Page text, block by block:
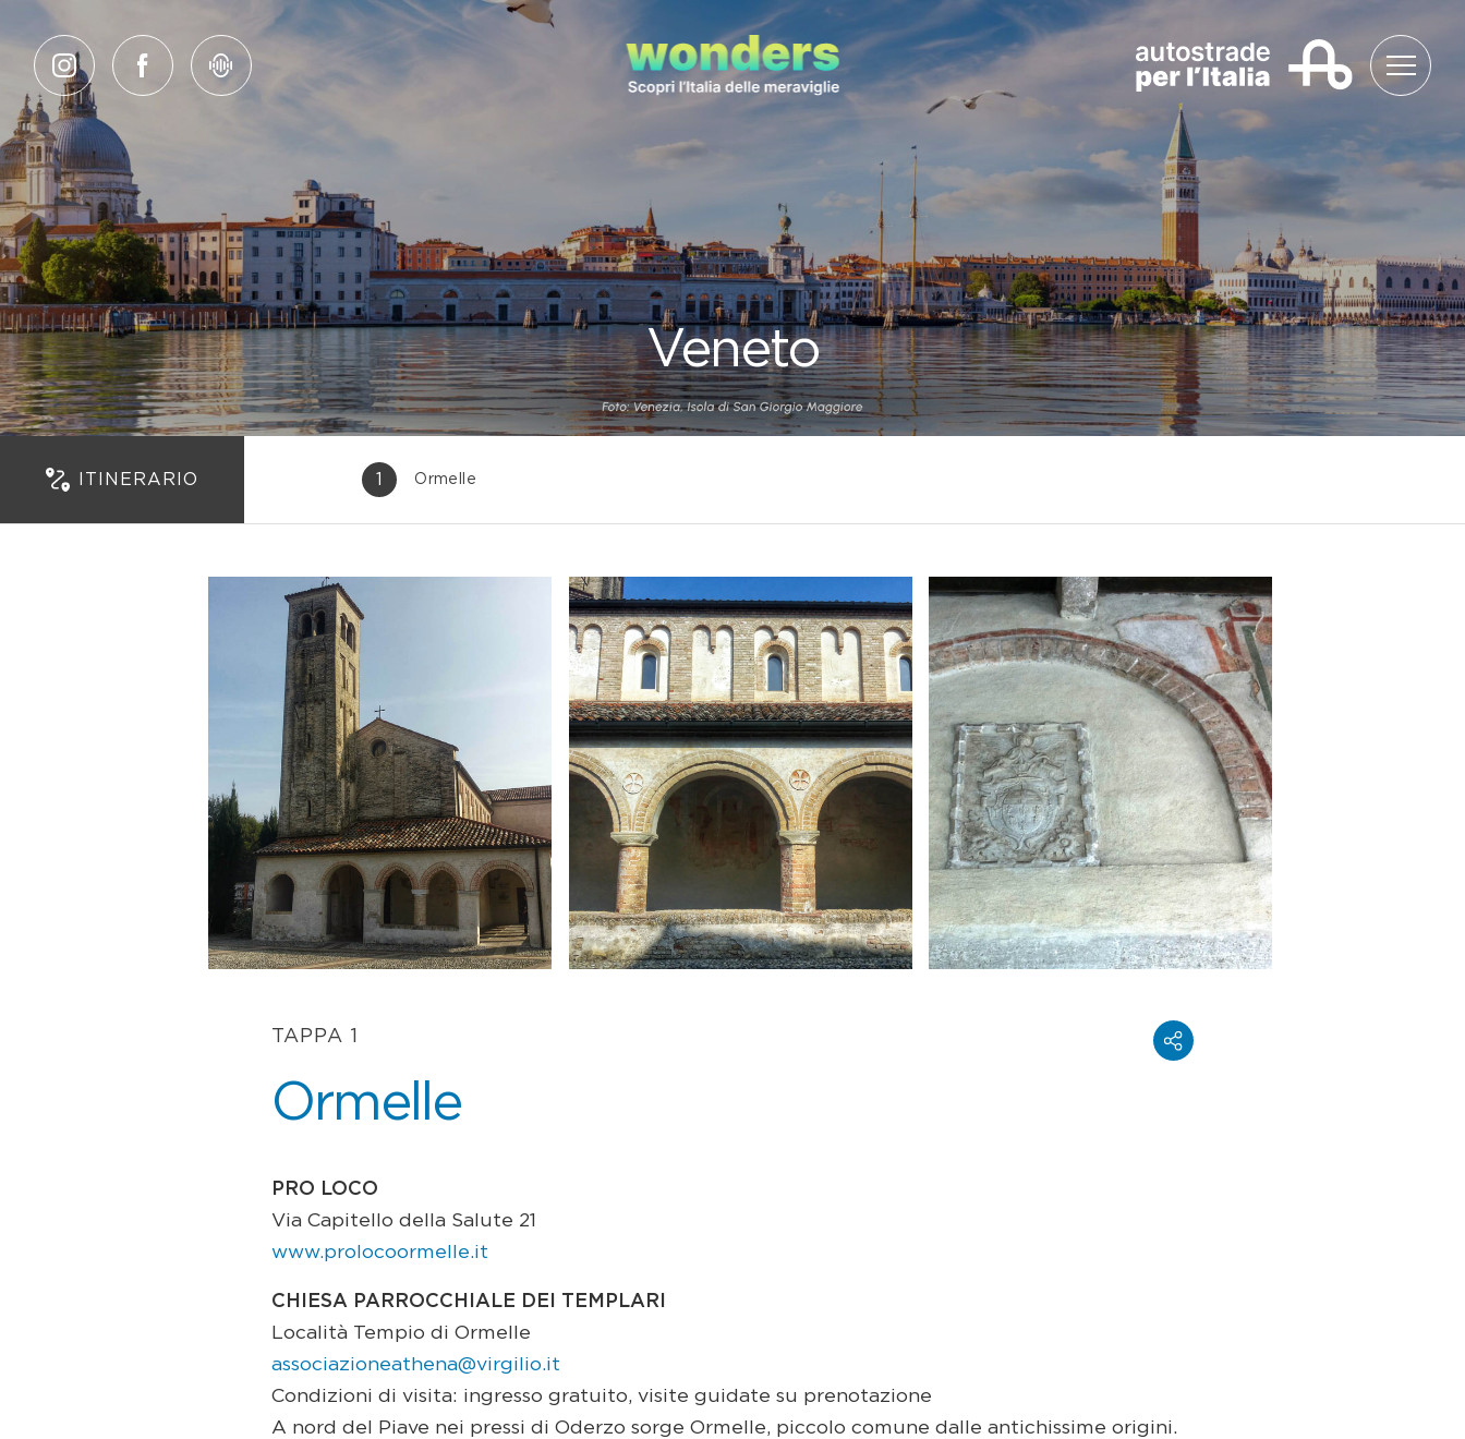
Veneto
ITINERARIO 1 Ormelle
TAPPA 1
Ormelle
PRO LOCO
Via Capitello della Salute 21
www.prolocoormelle.it
CHIESA PARROCCHIALE DEI TEMPLARI
Località Tempio di Ormelle
associazioneathena@virgilio.it
Condizioni di visita: ingresso gratuito, visite guidate su prenotazione
A nord del Piave nei pressi di Oderzo sorge Ormelle, piccolo comune dalle antichissime origini.